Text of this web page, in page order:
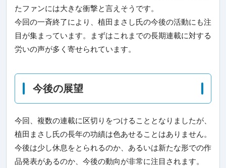
たファンには大きな衝撃と言えそうです。
今回の一斉終了により、植田まさし氏の今後の活動にも注
目が集まっています。まずはこれまでの長期連載に対する
労いの声が多く寄せられています。
今後の展望
今回、複数の連載に区切りをつけることとなりましたが、
植田まさし氏の長年の功績は色あせることはありません。
今後は少し休息をとられるのか、あるいは新たな形での作
品発表があるのか、今後の動向が非常に注目されます。